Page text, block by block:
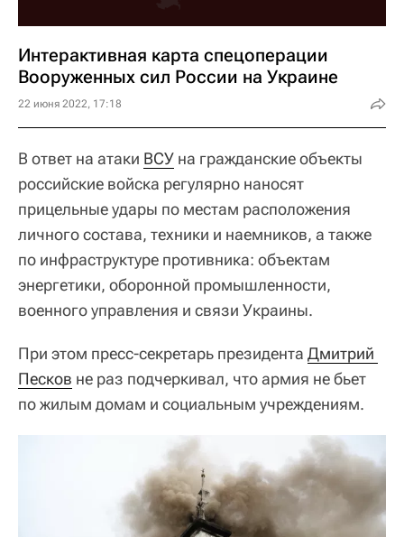
Интерактивная карта спецоперации
Вооруженных сил России на Украине
22 июня 2022, 17:18
В ответ на атаки ВСУ на гражданские объекты
российские войска регулярно наносят
прицельные удары по местам расположения
личного состава, техники и наемников, а также
по инфраструктуре противника: объектам
энергетики, оборонной промышленности,
военного управления и связи Украины.
При этом пресс-секретарь президента Дмитрий
Песков не раз подчеркивал, что армия не бьет
по жилым домам и социальным учреждениям.